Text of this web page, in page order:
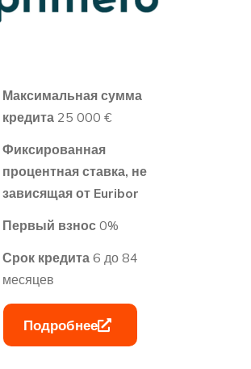
Максимальная сумма
кредита 25 000 €
Фиксированная
процентная ставка, не
зависящая от Euribor
Первый взнос 0%
Срок кредита6 до 84
месяцев
Подробнее